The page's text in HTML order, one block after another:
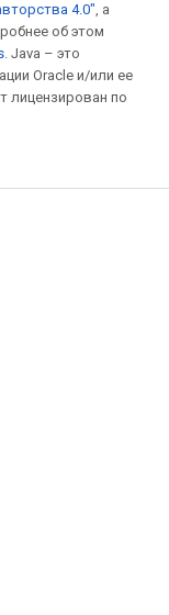
4.0", а
об этом
. Java – это
Oracle и/или ее
лицензирован по